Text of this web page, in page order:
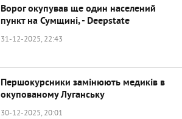
Ворог окупував ще один населений
пункт на Сумщині, - Deepstate
31-12-2025, 22:43
Першокурсники замінюють медиків в
окупованому Луганську
30-12-2025, 20:01